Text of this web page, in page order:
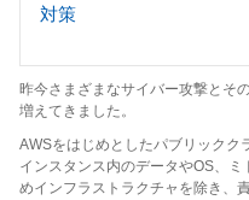
対策
昨今さまざまなサイバー攻撃とそ
増えてきました。
AWSをはじめとしたパブリックク
インスタンス内のデータやOS、
めインフラストラクチャを除き、